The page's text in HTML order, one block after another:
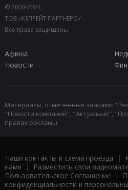
© 2000-2024,
ТОВ «КЕПРЕЙТ ПАРТНЕРС»".
Все права защищены.
Афиша
Новости
Материалы, отмеченные знаками
"Новости компаний", "Актуально",
правах рекламы.
Наши контакты и схема проезда |
нами | Разместить свои
Пользовательское Соглашение |
конфиденциальности и